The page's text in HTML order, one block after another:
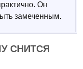
Он
замеченным.
СНИТСЯ